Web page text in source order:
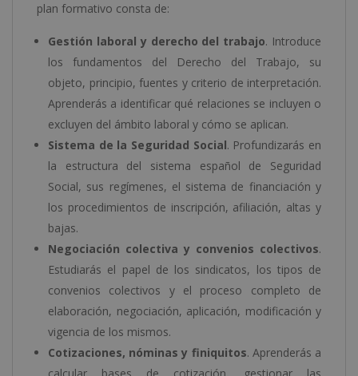
plan formativo consta de:
Gestión laboral y derecho del trabajo. Introduce
los fundamentos del Derecho del Trabajo, su
objeto, principio, fuentes y criterio de interpretación.
Aprenderás a identificar qué relaciones se incluyen o
excluyen del ámbito laboral y cómo se aplican.
Sistema de la Seguridad Social. Profundizarás en
la estructura del sistema español de Seguridad
Social, sus regímenes, el sistema de financiación y
los procedimientos de inscripción, afiliación, altas y
bajas.
Negociación colectiva y convenios colectivos.
Estudiarás el papel de los sindicatos, los tipos de
convenios colectivos y el proceso completo de
elaboración, negociación, aplicación, modificación y
vigencia de los mismos.
Cotizaciones, nóminas y finiquitos. Aprenderás a
calcular bases de cotización, gestionar las